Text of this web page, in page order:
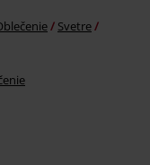
Svetre